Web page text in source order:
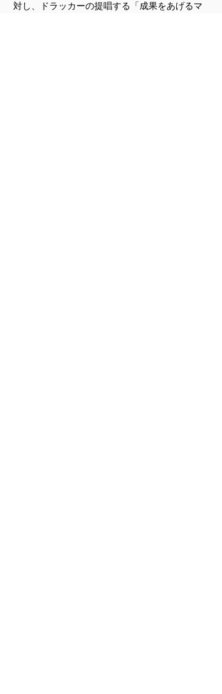
対し、ドラッカーの提唱する「成果をあげるマ